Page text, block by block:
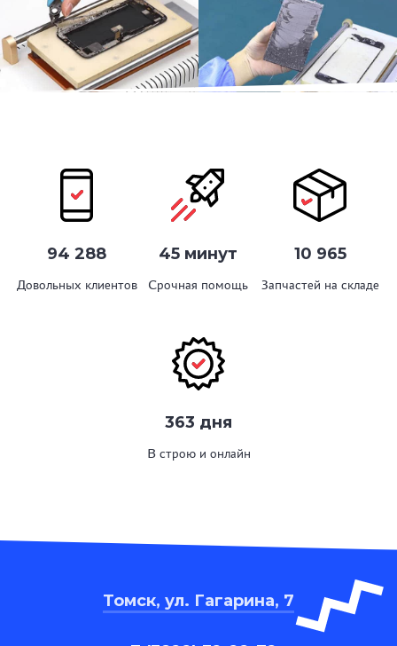
94 288
Довольных клиентов
45 минут
Срочная помощь
10 965
Запчастей на складе
363 дня
В строю и онлайн
Томск, ул. Гагарина, 7